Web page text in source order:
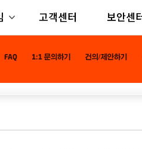
고객센터 보안센